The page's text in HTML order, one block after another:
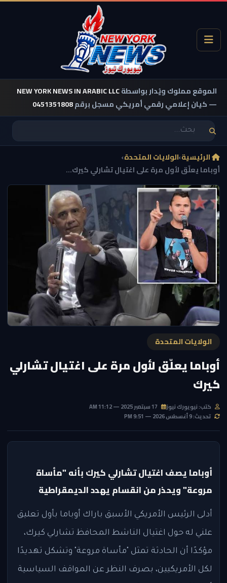
الموقع مملوك ويُدار بواسطةNEW YORK NEWS IN ARABIC LLC
— كيان إعلامي رقمي أمريكي مسجل برقم0451351808
الرئيسية›الولايات المتحدة›
أوباما يعلّق لأول مرة على اغتيال تشارلي كيرك...
الولايات المتحدة
أوباما يعلّق لأول مرة على اغتيال تشارلي
كيرك
كتب: نيويورك نيوز
تحديث: 9 أغسطس 2026 — 9:51 PM
أوباما يصف اغتيال تشارلي كيرك بأنه "مأساة
مروعة" ويحذر من انقسام يهدد الديمقراطية
أدلى الرئيس الأمريكي الأسبق باراك أوباما بأول تعليق
علني له حول اغتيال الناشط المحافظ تشارلي كيرك،
مؤكدًا أن الحادثة تمثل "مأساة مروعة" وتشكل تهديدًا
لكل الأمريكيين، بصرف النظر عن المواقف السياسية